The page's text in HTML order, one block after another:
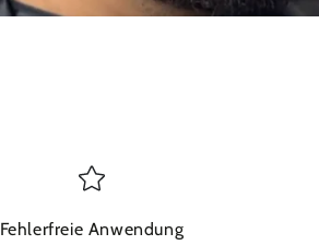
Fehlerfreie Anwendung